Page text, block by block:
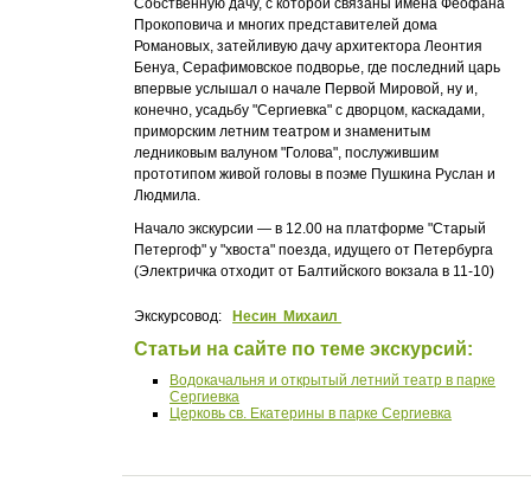
Собственную дачу, с которой связаны имена Феофана
Прокоповича и многих представителей дома
Романовых, затейливую дачу архитектора Леонтия
Бенуа, Серафимовское подворье, где последний царь
впервые услышал о начале Первой Мировой, ну и,
конечно, усадьбу "Сергиевка" с дворцом, каскадами,
приморским летним театром и знаменитым
ледниковым валуном "Голова", послужившим
прототипом живой головы в поэме Пушкина Руслан и
Людмила.
Начало экскурсии — в 12.00 на платформе "Старый
Петергоф" у "хвоста" поезда, идущего от Петербурга
(Электричка отходит от Балтийского вокзала в 11-10)
Экскурсовод: Несин Михаил
Статьи на сайте по теме экскурсий:
Водокачальня и открытый летний театр в парке
Сергиевка
Церковь св. Екатерины в парке Сергиевка